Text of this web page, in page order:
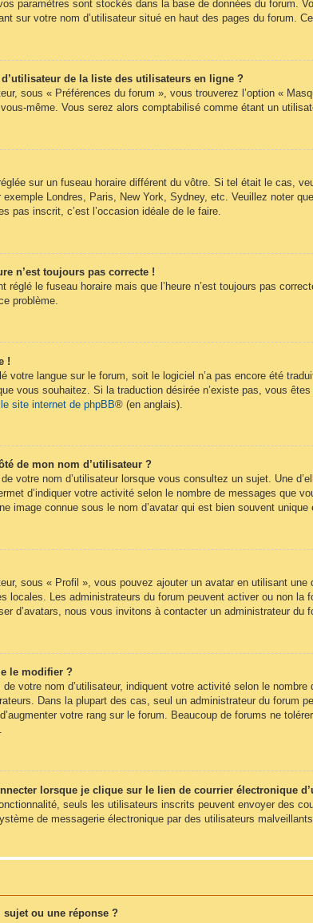
paramètres sont stockés dans la base de données du forum.
sur votre nom d’utilisateur situé en haut des pages du forum.
de la liste des utilisateurs en ligne ?
sous « Préférences du forum », vous trouverez l’option «
même. Vous serez alors comptabilisé comme étant un
sur un fuseau horaire différent du vôtre. Si tel était le cas,
Londres, Paris, New York, Sydney, etc. Veuillez noter
pas inscrit, c’est l’occasion idéale de le faire.
n’est toujours pas correcte !
réglé le fuseau horaire mais que l’heure n’est toujours pas
problème.
!
votre langue sur le forum, soit le logiciel n’a pas encore été
vous souhaitez. Si la traduction désirée n’existe pas, vous
le site internet de phpBB® (en anglais).
de mon nom d’utilisateur ?
votre nom d’utilisateur lorsque vous consultez un sujet. Une
d’indiquer votre activité selon le nombre de messages que
image connue sous le nom d’avatar qui est bien souvent
sous « Profil », vous pouvez ajouter un avatar en utilisant
locales. Les administrateurs du forum peuvent activer ou non
d’avatars, nous vous invitons à contacter un administrateur du
le modifier ?
de votre nom d’utilisateur, indiquent votre activité selon le
Dans la plupart des cas, seul un administrateur du forum
votre rang sur le forum. Beaucoup de forums ne
lorsque je clique sur le lien de courrier électronique
seuls les utilisateurs inscrits peuvent envoyer des
de messagerie électronique par des utilisateurs
ou une réponse ?